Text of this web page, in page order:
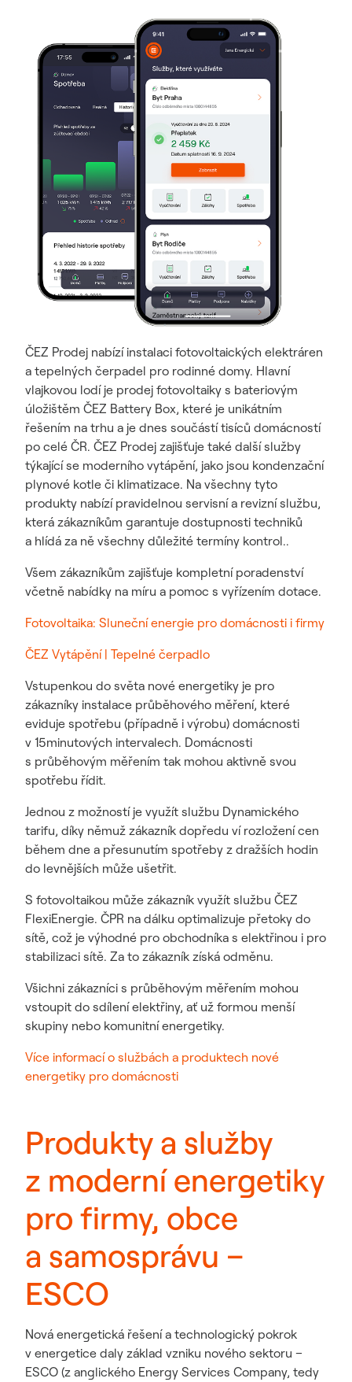
ČEZ Prodej nabízí instalaci fotovoltaických elektráren
a tepelných čerpadel pro rodinné domy. Hlavní
vlajkovou lodí je prodej fotovoltaiky s bateriovým
úložištěm ČEZ Battery Box, které je unikátním
řešením na trhu a je dnes součástí tisíců domácností
po celé ČR. ČEZ Prodej zajišťuje také další služby
týkající se moderního vytápění, jako jsou kondenzační
plynové kotle či klimatizace. Na všechny tyto
produkty nabízí pravidelnou servisní a revizní službu,
která zákazníkům garantuje dostupnosti techniků
a hlídá za ně všechny důležité termíny kontrol..
Všem zákazníkům zajišťuje kompletní poradenství
včetně nabídky na míru a pomoc s vyřízením dotace.
Fotovoltaika: Sluneční energie pro domácnosti i firmy
ČEZ Vytápění | Tepelné čerpadlo
Vstupenkou do světa nové energetiky je pro
zákazníky instalace průběhového měření, které
eviduje spotřebu (případně i výrobu) domácnosti
v 15minutových intervalech. Domácnosti
s průběhovým měřením tak mohou aktivně svou
spotřebu řídit.
Jednou z možností je využít službu Dynamického
tarifu, díky němuž zákazník dopředu ví rozložení cen
během dne a přesunutím spotřeby z dražších hodin
do levnějších může ušetřit.
S fotovoltaikou může zákazník využít službu ČEZ
FlexiEnergie. ČPR na dálku optimalizuje přetoky do
sítě, což je výhodné pro obchodníka s elektřinou i pro
stabilizaci sítě. Za to zákazník získá odměnu.
Všichni zákazníci s průběhovým měřením mohou
vstoupit do sdílení elektřiny, ať už formou menší
skupiny nebo komunitní energetiky.
Více informací o službách a produktech nové
energetiky pro domácnosti
Produkty a služby
z moderní energetiky
pro firmy, obce
a samosprávu –
ESCO
Nová energetická řešení a technologický pokrok
v energetice daly základ vzniku nového sektoru –
ESCO (z anglického Energy Services Company, tedy